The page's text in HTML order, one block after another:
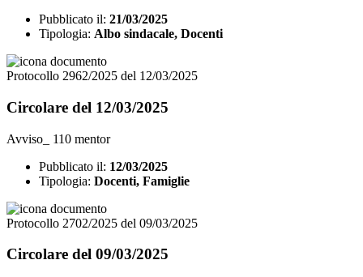
Pubblicato il: 21/03/2025
Tipologia: Albo sindacale, Docenti
Protocollo 2962/2025 del 12/03/2025
Circolare del 12/03/2025
Avviso_ 110 mentor
Pubblicato il: 12/03/2025
Tipologia: Docenti, Famiglie
Protocollo 2702/2025 del 09/03/2025
Circolare del 09/03/2025